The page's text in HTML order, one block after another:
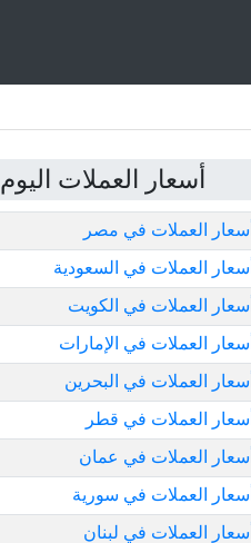
أسعار العملات اليوم
أسعار العملات في مصر
أسعار العملات في السعودية
أسعار العملات في الكويت
أسعار العملات في الإمارات
أسعار العملات في البحرين
أسعار العملات في قطر
أسعار العملات في عمان
أسعار العملات في سورية
أسعار العملات في لبنان